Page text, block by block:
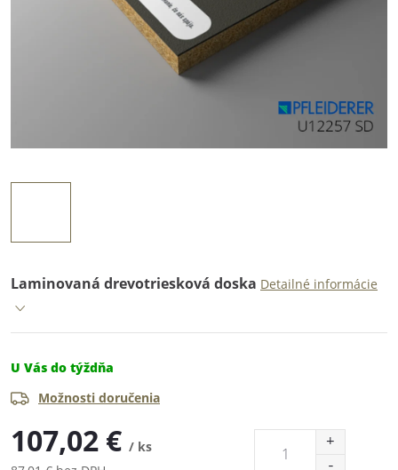
Laminovaná drevotriesková doska Detailné informácie
U Vás do týždňa
Možnosti doručenia
107,02 € / ks